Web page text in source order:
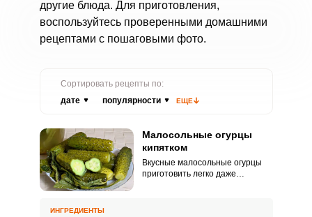
другие блюда. Для приготовления,
воспользуйтесь проверенными домашними
рецептами с пошаговыми фото.
Сортировать рецепты по:
дате
популярности ЕЩЕ
Малосольные огурцы
кипятком
Вкусные малосольные огурцы
приготовить легко даже
ИНГРЕДИЕНТЫ